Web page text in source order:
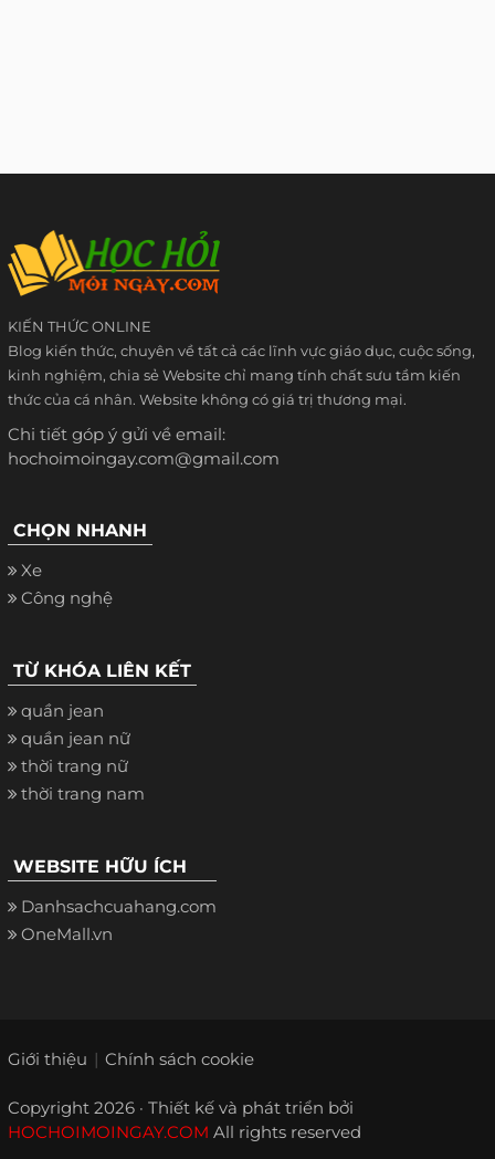
KIẾN THỨC ONLINE
Blog kiến thức, chuyên về tất cả các lĩnh vực giáo dục, cuộc sống,
kinh nghiệm, chia sẻ Website chỉ mang tính chất sưu tầm kiến
thức của cá nhân. Website không có giá trị thương mại.
Chi tiết góp ý gửi về email:
hochoimoingay.com@gmail.com
CHỌN NHANH
Xe
Công nghệ
TỪ KHÓA LIÊN KẾT
quần jean
quần jean nữ
thời trang nữ
thời trang nam
WEBSITE HỮU ÍCH
Danhsachcuahang.com
OneMall.vn
Giới thiệu Chính sách cookie
Copyright 2026 · Thiết kế và phát triển bởi
HOCHOIMOINGAY.COM All rights reserved